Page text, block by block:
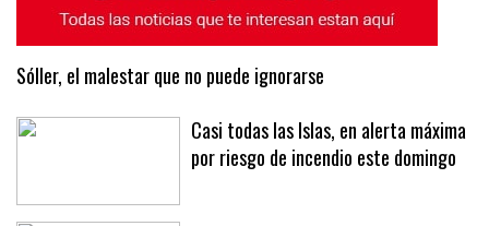
Sóller, el malestar que no puede ignorarse
Casi todas las Islas, en alerta máxima
por riesgo de incendio este domingo